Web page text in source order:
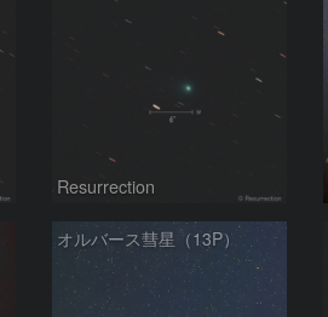
Resurrection
オルバース彗星（13P）